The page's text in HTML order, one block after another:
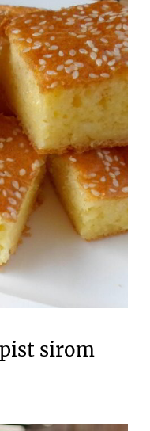
sirom